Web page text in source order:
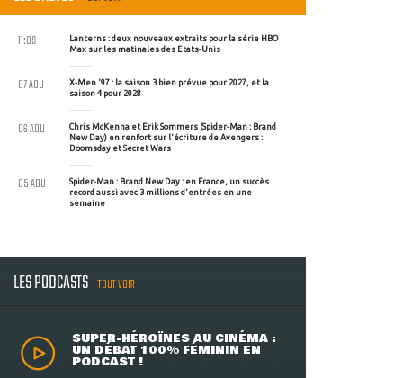
Lanterns : deux nouveaux extraits pour la série HBO
Max sur les matinales des Etats-Unis
11:09
X-Men '97 : la saison 3 bien prévue pour 2027, et la
saison 4 pour 2028
07 AOU
Chris McKenna et Erik Sommers (Spider-Man : Brand
New Day) en renfort sur l'écriture de Avengers :
Doomsday et Secret Wars
06 AOU
Spider-Man : Brand New Day : en France, un succès
record aussi avec 3 millions d'entrées en une
semaine
05 AOU
LES PODCASTS TOUT VOIR
SUPER-HÉROÏNES AU CINÉMA :
UN DÉBAT 100% FÉMININ EN
PODCAST !